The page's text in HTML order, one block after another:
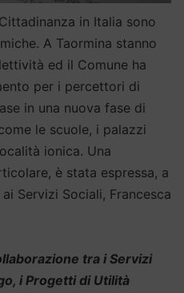
in Italia sono
A Taormina stanno
ed il Comune ha
per i percettori di
in una nuova fase di
le scuole, i palazzi
ionica. Una
è stata espressa, a
Servizi Sociali, Francesca
tra i Servizi
i Progetti di Utilità